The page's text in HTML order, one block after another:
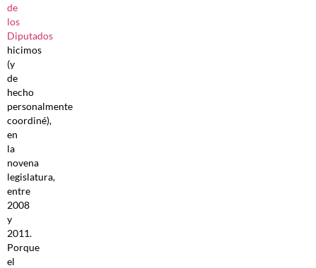
de
los
Diputados
hicimos
(y
de
hecho
personalmente
coordiné),
en
la
novena
legislatura,
entre
2008
y
2011.
Porque
el